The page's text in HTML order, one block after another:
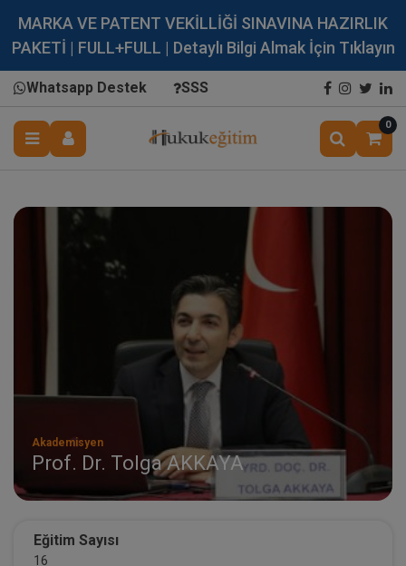
MARKA VE PATENT VEKİLLİĞİ SINAVINA HAZIRLIK
PAKETİ | FULL+FULL | Detaylı Bilgi Almak İçin Tıklayın
Whatsapp Destek SSS
0
Akademisyen
Prof. Dr. Tolga AKKAYA
Eğitim Sayısı
16